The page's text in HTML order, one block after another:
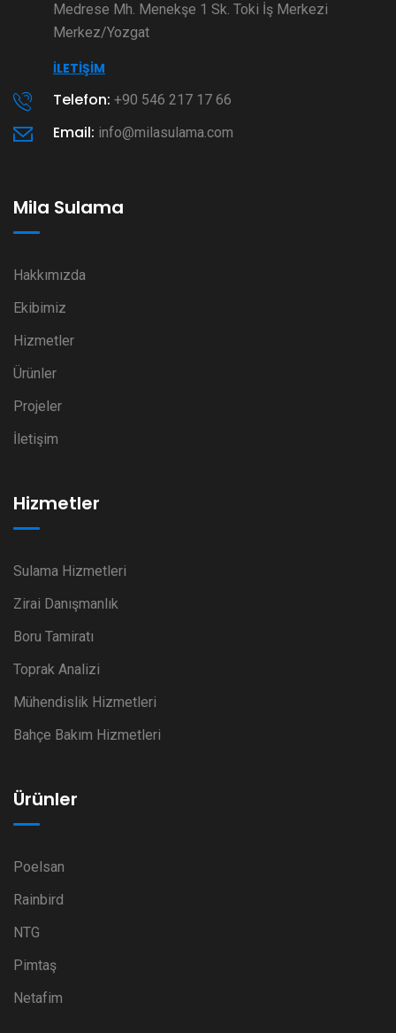
Medrese Mh. Menekşe 1 Sk. Toki İş Merkezi
Merkez/Yozgat
İLETIŞIM
Telefon: +90 546 217 17 66
Email: info@milasulama.com
Mila Sulama
Hakkımızda
Ekibimiz
Hizmetler
Ürünler
Projeler
İletişim
Hizmetler
Sulama Hizmetleri
Zirai Danışmanlık
Boru Tamiratı
Toprak Analizi
Mühendislik Hizmetleri
Bahçe Bakım Hizmetleri
Ürünler
Poelsan
Rainbird
NTG
Pimtaş
Netafim